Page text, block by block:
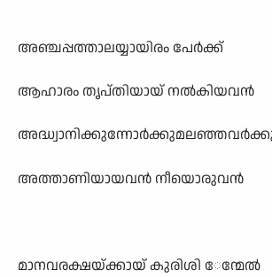
അഞ്ചപ്പത്താലയ്യായിരം പേർക്ക്
ആഹാരം തൃപ്തിയായ് നൽകിയവൻ
അത്താണിയായവൻ നീയൊരുവൻ
മാനവരക്ഷയ്ക്കായ് കുരിശി ‍േന്മേൽ